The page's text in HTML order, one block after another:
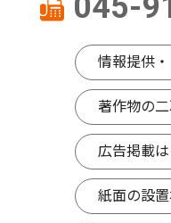
情報提供
著作物の
広告掲載
紙面の設